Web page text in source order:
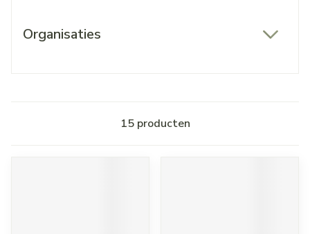
Organisaties
15producten